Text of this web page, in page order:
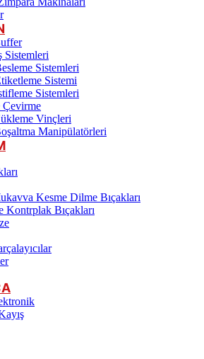
Sistemleri
Sistemleri
Sistemi
Sistemleri
Çevirme
Vinçleri
Manipülatörleri
Kesme Dilme Bıçakları
Kontrplak Bıçakları